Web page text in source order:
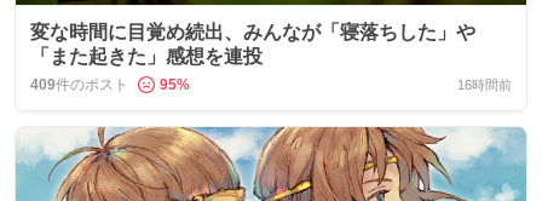
変な時間に目覚め続出、みんなが「寝落ちした」や
「また起きた」感想を連投
409件のポスト 95% 16時間前